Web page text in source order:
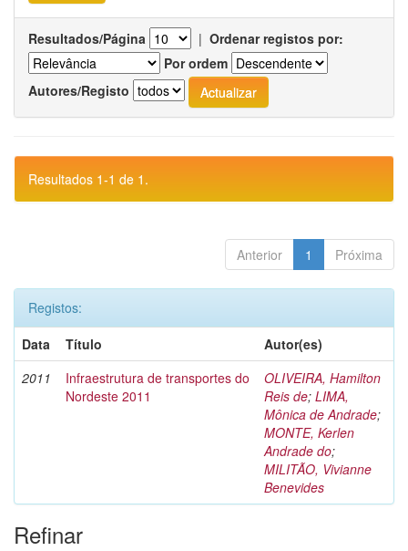
Resultados/Página | Ordenar registos por:
Por ordem
Autores/Registo
Resultados 1-1 de 1.
Anterior 1 Próxima
Registos:
Data
Título
Autor(es)
2011
Infraestrutura de transportes do
Nordeste 2011
OLIVEIRA, Hamilton
Reis de; LIMA,
Mônica de Andrade;
MONTE, Kerlen
Andrade do;
MILITÃO, Vivianne
Benevides
Refinar